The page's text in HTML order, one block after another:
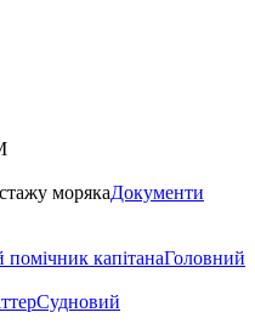
морякаДокументи
помічник капітанаГоловний
Судновий